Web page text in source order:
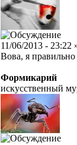
11/06/2013 - 23:22
Вова, я
Формикарий
искусственный